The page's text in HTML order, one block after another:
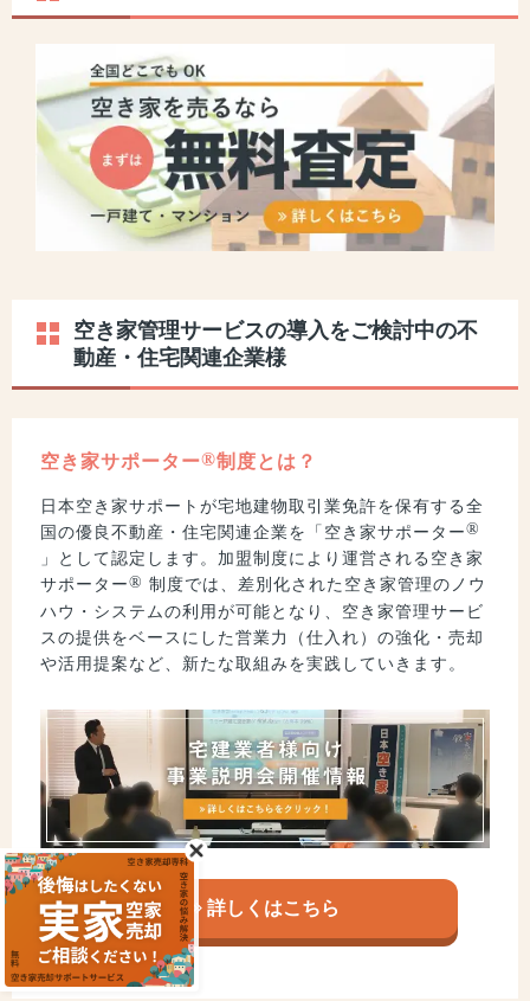
空き家管理サービスの導入をご検討中の不
動産・住宅関連企業様
空き家サポーター®制度とは？
日本空き家サポートが宅地建物取引業免許を保有する全
国の優良不動産・住宅関連企業を「空き家サポーター®
」として認定します。加盟制度により運営される空き家
サポーター® 制度では、差別化された空き家管理のノウ
ハウ・システムの利用が可能となり、空き家管理サービ
スの提供をベースにした営業力（仕入れ）の強化・売却
や活用提案など、新たな取組みを実践していきます。
詳しくはこちら